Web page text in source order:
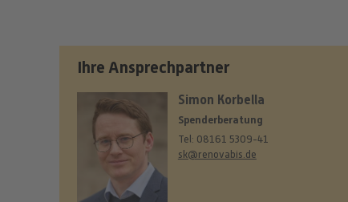
Ihre Ansprechpartner
Simon Korbella
Spenderberatung
Tel: 08161 5309-41
sk@renovabis.de